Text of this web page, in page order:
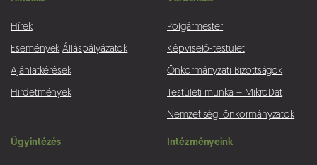
Hírek
Események Álláspályázatok
Ajánlatkérések
Hirdetmények
Polgármester
Képviselő-testület
Önkormányzati Bizottságok
Testületi munka – MikroDat
Nemzetiségi önkormányzatok
Ügyintézés Intézményeink